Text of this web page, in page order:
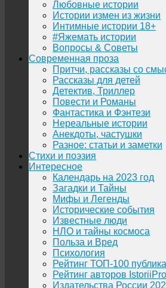
Любовные истории
Истории измен из жизни
Интимные истории 18+
#Яжемать истории
Вопросы & Советы
Современная проза
Притчи, рассказы со
Рассказы для детей
Детектив, Триллер
Повести и Романы
Фантастика и Фэнтези
Нереальные истории
Анекдоты, частушки
Разное: статьи и заметки
Стихи и поэзия
Интересное
Календарь на 2023 год
Загадки и Тайны
Мифы и Легенды
Исторические события
Известные люди
НЛО и тайны космоса
Польза и Вред
Психология
Рейтинг ТОП-100
Рейтинг авторов
Издательства России